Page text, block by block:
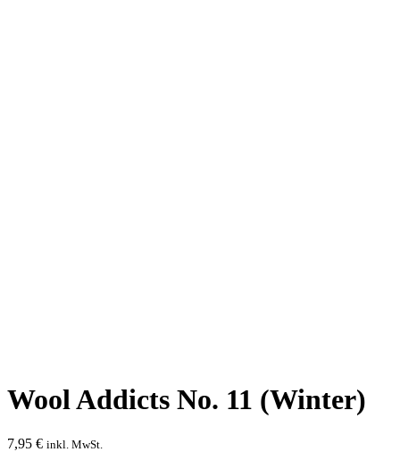
Wool Addicts No. 11 (Winter)
7,95 € inkl. MwSt.